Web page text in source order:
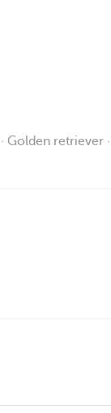
Golden retriever ·